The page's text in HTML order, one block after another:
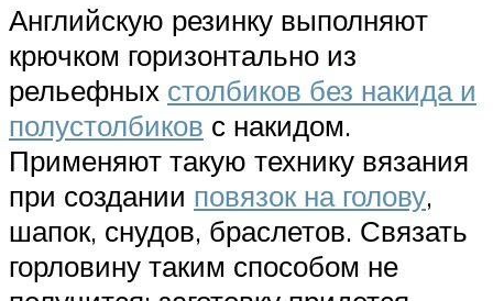
Английскую резинку выполняют
крючком горизонтально из
рельефных столбиков без накида и
полустолбиков с накидом.
Применяют такую технику вязания
при создании повязок на голову,
шапок, снудов, браслетов. Связать
горловину таким способом не